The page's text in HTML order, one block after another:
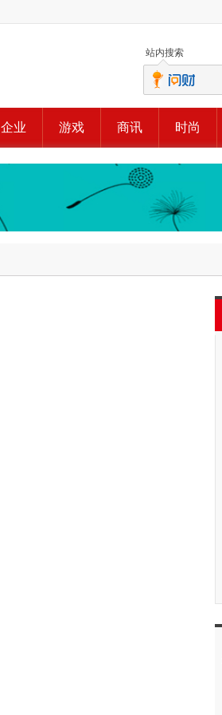
站内搜索
企业 游戏 商讯 时尚